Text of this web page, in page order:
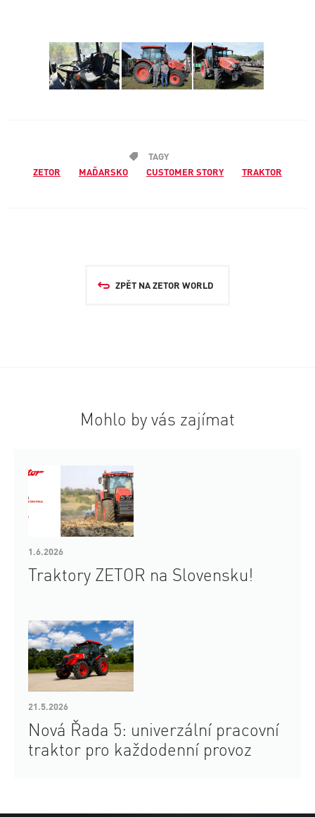
TAGY
ZETOR
MAĎARSKO CUSTOMER STORY TRAKTOR
ZPĚT NA ZETOR WORLD
Mohlo by vás zajímat
Traktory ZETOR na Slovensku!
1.6.2026
Nová Řada 5: univerzální pracovní
traktor pro každodenní provoz
21.5.2026